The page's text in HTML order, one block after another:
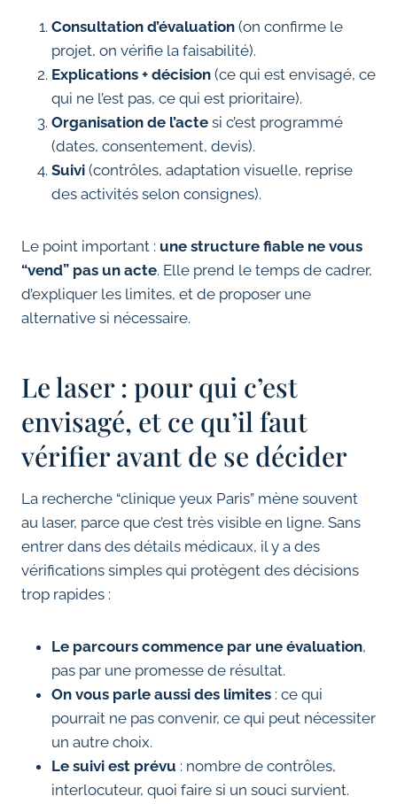
Consultation d’évaluation (on confirme le
projet, on vérifie la faisabilité).
Explications + décision (ce qui est envisagé, ce
qui ne l’est pas, ce qui est prioritaire).
Organisation de l’acte si c’est programmé
(dates, consentement, devis).
Suivi (contrôles, adaptation visuelle, reprise
des activités selon consignes).
Le point important : une structure fiable ne vous
“vend” pas un acte. Elle prend le temps de cadrer,
d’expliquer les limites, et de proposer une
alternative si nécessaire.
Le laser : pour qui c’est
envisagé, et ce qu’il faut
vérifier avant de se décider
La recherche “clinique yeux Paris” mène souvent
au laser, parce que c’est très visible en ligne. Sans
entrer dans des détails médicaux, il y a des
vérifications simples qui protègent des décisions
trop rapides :
Le parcours commence par une évaluation,
pas par une promesse de résultat.
On vous parle aussi des limites : ce qui
pourrait ne pas convenir, ce qui peut nécessiter
un autre choix.
Le suivi est prévu : nombre de contrôles,
interlocuteur, quoi faire si un souci survient.